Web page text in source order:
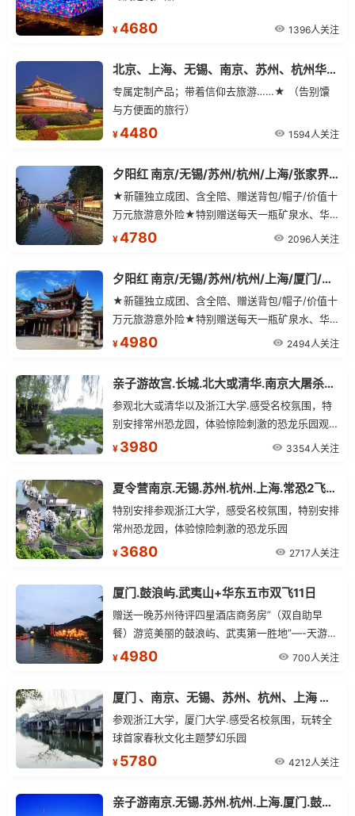
¥4680 1396人关注
北京、上海、无锡、南京、苏州、杭州华东十二日游
专属定制产品；带着信仰去旅游……★ （告别馕
与方便面的旅行）
¥4480 1594人关注
夕阳红 南京/无锡/苏州/杭州/上海/张家界/韶山/凤凰古城 单飞双卧13日游
★新疆独立成团、含全陪、赠送背包/帽子/价值十
万元旅游意外险★特别赠送每天一瓶矿泉水、华
东段赠送西湖醋鱼、无锡酱排骨★区别于散客行
元/人普座票）
¥4780 2096人关注
夕阳红 南京/无锡/苏州/杭州/上海/厦门/鼓浪屿/武夷山 单飞三卧13日
★新疆独立成团、含全陪、赠送背包/帽子/价值十
万元旅游意外险★特别赠送每天一瓶矿泉水、华
东段赠送西湖醋鱼、无锡酱排骨★区别于散客行
¥4980 2494人关注
亲子游故宫.长城.北大或清华.南京大屠杀纪念馆.常州恐龙乐园单飞10日
参观北大或清华以及浙江大学.感受名校氛围，特
别安排常州恐龙园，体验惊险刺激的恐龙乐园观青
少年爱国主义教育基地——【南京大屠杀纪念馆】
¥ 3980 3354人关注
夏令营南京.无锡.苏州.杭州.上海.常恐2飞7日
特别安排参观浙江大学，感受名校氛围，特别安排
常州恐龙园，体验惊险刺激的恐龙乐园
¥ 3680 2717人关注
厦门.鼓浪屿.武夷山+华东五市双飞11日
赠送一晚苏州待评四星酒店商务房”（双自助早
餐）游览美丽的鼓浪屿、武夷第一胜地”—-天游峰
景区、九曲溪漂流、中山陵。欣赏十里秦淮风光。
¥4980 700人关注
厦门 、南京、无锡、苏州、杭州、上海 单飞双卧12日
参观浙江大学，厦门大学.感受名校氛围，玩转全
球首家春秋文化主题梦幻乐园
¥ 5780 4212人关注
亲子游南京.无锡.苏州.杭州.上海.厦门.鼓浪屿.武夷山单飞13日